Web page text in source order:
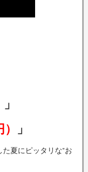
」
」
夏にピッタリな”お